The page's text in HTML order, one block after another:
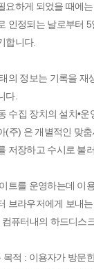
요하게 되었을 때에
인정되는 날로부터 5
합니다.
의 정보는 기록을 재
다.
수집 장치의 설치•
주) 은 개별적인 맞춤
저장하고 수시로 불러
트를 운영하는데 이
브라우저에게 보내
퓨터내의 하드디스
목적 : 이용자가 방문